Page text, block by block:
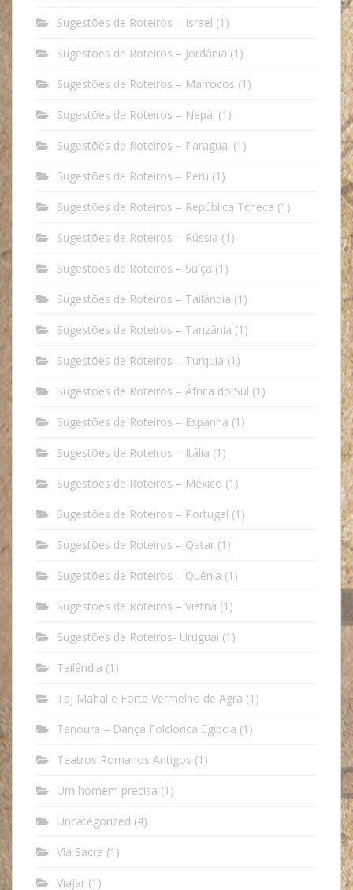
Sugestões de Roteiros – Israel (1)
Sugestões de Roteiros – Jordânia (1)
Sugestões de Roteiros – Marrocos (1)
Sugestões de Roteiros – Nepal (1)
Sugestões de Roteiros – Paraguai (1)
Sugestões de Roteiros – Peru (1)
Sugestões de Roteiros – República Tcheca (1)
Sugestões de Roteiros – Rússia (1)
Sugestões de Roteiros – Suíça (1)
Sugestões de Roteiros – Tailândia (1)
Sugestões de Roteiros – Tanzânia (1)
Sugestões de Roteiros – Turquia (1)
Sugestões de Roteiros – África do Sul (1)
Sugestões de Roteiros – Espanha (1)
Sugestões de Roteiros – Itália (1)
Sugestões de Roteiros – México (1)
Sugestões de Roteiros – Portugal (1)
Sugestões de Roteiros – Qatar (1)
Sugestões de Roteiros – Quênia (1)
Sugestões de Roteiros – Vietnã (1)
Sugestões de Roteiros- Uruguai (1)
Tailândia (1)
Taj Mahal e Forte Vermelho de Agra (1)
Tanoura – Dança Folclórica Egipcia (1)
Teatros Romanos Antigos (1)
Um homem precisa (1)
Uncategorized (4)
Via Sacra (1)
Viajar (1)